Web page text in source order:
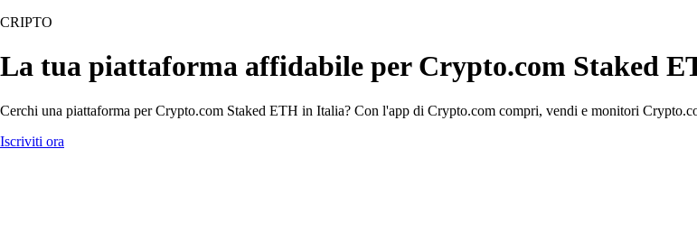
CRIPTO
La tua piattaforma affidabile per Crypto.com Staked
Cerchi una piattaforma per Crypto.com Staked ETH in Italia? Con l'app di Crypto.com compri, vendi e monitori
Iscriviti ora